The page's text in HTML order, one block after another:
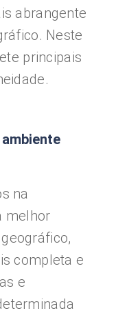
abrangente
Neste
principais
na
melhor
completa e
e